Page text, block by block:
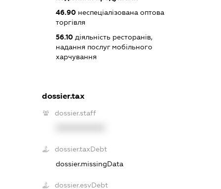
46.90 неспеціалізована оптова
торгівля
56.10 діяльність ресторанів,
надання послуг мобільного
харчування
dossier.tax
dossier.staff
dossier.taxDebt
dossier.missingData
dossier.esvDebt